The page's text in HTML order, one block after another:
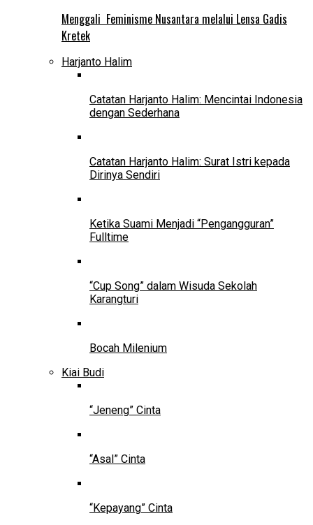
Menggali Feminisme Nusantara melalui Lensa Gadis
Kretek
Harjanto Halim
Catatan Harjanto Halim: Mencintai Indonesia
dengan Sederhana
Catatan Harjanto Halim: Surat Istri kepada
Dirinya Sendiri
Ketika Suami Menjadi “Pengangguran”
Fulltime
“Cup Song” dalam Wisuda Sekolah
Karangturi
Bocah Milenium
Kiai Budi
“Jeneng” Cinta
“Asal” Cinta
“Kepayang” Cinta